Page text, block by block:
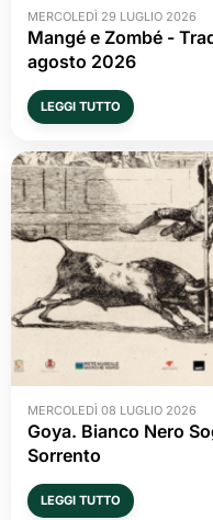
MERCOLEDÌ 29 LUGLIO 2026
Mangé e Zombé -
agosto 2026
LEGGI TUTTO
MERCOLEDÌ 08 LUGLIO 2026
Goya. Bianco Nero
Sorrento
LEGGI TUTTO